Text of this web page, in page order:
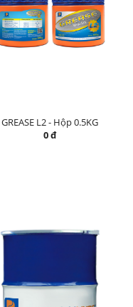
GREASE L2 - Hộp 0.5KG
0 đ